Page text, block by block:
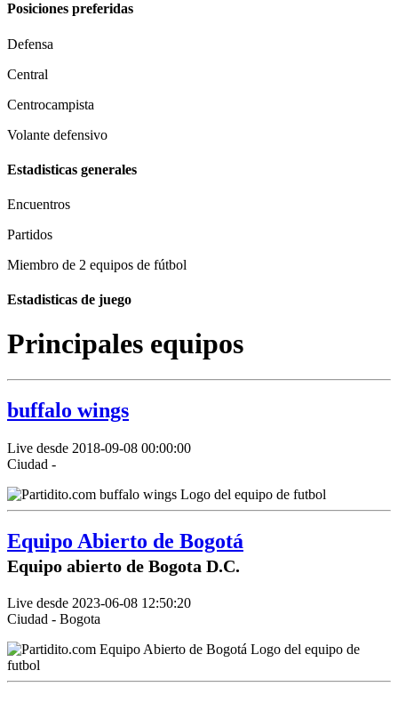
Posiciones preferidas
Defensa
Central
Centrocampista
Volante defensivo
Estadisticas generales
Encuentros
Partidos
Miembro de 2 equipos de fútbol
Estadisticas de juego
Principales equipos
buffalo wings
Live desde 2018-09-08 00:00:00
Ciudad -
Equipo Abierto de Bogotá
Equipo abierto de Bogota D.C.
Live desde 2023-06-08 12:50:20
Ciudad - Bogota